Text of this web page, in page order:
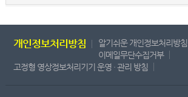
개인정보처리방침 알기쉬운 개인정보처리방침
이메일무단수집거부
고정형 영상정보처리기기 운영 · 관리 방침